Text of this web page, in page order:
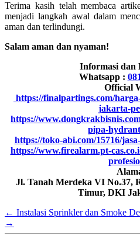
Terima kasih telah membaca
menjadi langkah awal dalam
aman dan terlindungi.
Salam aman dan nyaman!
Informasi dan
Whatsapp :
Official
https://finalpartings.com/
jakarta-
https://
pipa-
https://toko-abi.com/15716/
https://www.firealarm.pt-
Jl. Tanah Merdeka VI No.37,
Timur, DKI
← Instalasi Sprinkler dan Smoke
→